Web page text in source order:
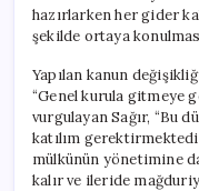
hazırlarken her gider
şekilde ortaya
Yapılan kanun
“Genel kurula gitmeye
vurgulayan Sağır, “Bu
katılım
mülkünün yönetimine
kalır ve ileride